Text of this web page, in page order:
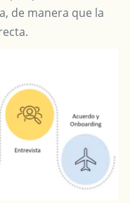
de manera que la